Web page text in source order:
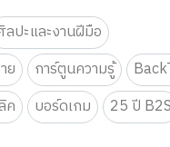
ลปะและงานฝีมือ
ย การ์ตูนความรู้
ค บอร์ดเกม 25 ปี B2S